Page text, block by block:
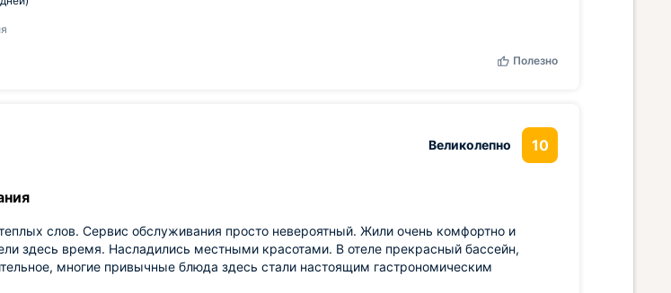
Полезно
Великолепно 10
слов. Сервис обслуживания просто невероятный. Жили очень комфортно и
здесь время. Насладились местными красотами. В отеле прекрасный бассейн,
многие привычные блюда здесь стали настоящим гастрономическим